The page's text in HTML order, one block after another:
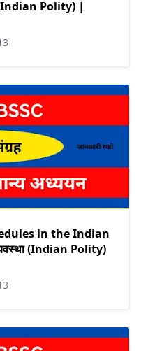
(Indian Polity) |
in the Indian
(Indian Polity)